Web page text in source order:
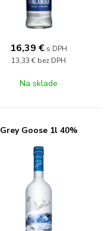
16,39 € s DPH
13,33 € bez DPH
Na sklade
Grey Goose 1l 40%